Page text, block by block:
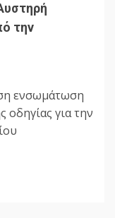
την
ενσωμάτωση
οδηγίας για την